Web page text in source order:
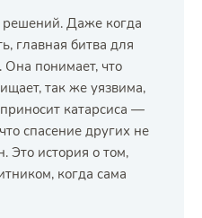
решений. Даже когда
главная битва для
Она понимает, что
так же уязвима,
катарсиса —
спасение других не
Это история о том,
когда сама